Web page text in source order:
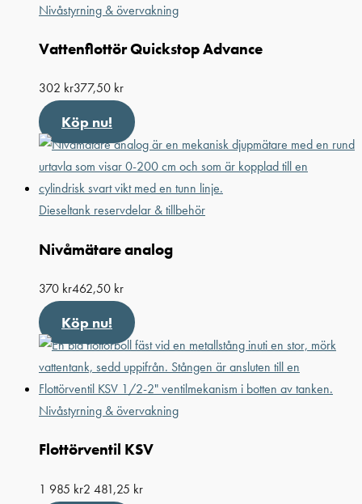
Nivåstyrning & övervakning
Vattenflottör Quickstop Advance
302 kr377,50 kr
Köp nu!
Dieseltank reservdelar & tillbehör
Nivåmätare analog
370 kr462,50 kr
Köp nu!
Nivåstyrning & övervakning
Flottörventil KSV
1 985 kr2 481,25 kr